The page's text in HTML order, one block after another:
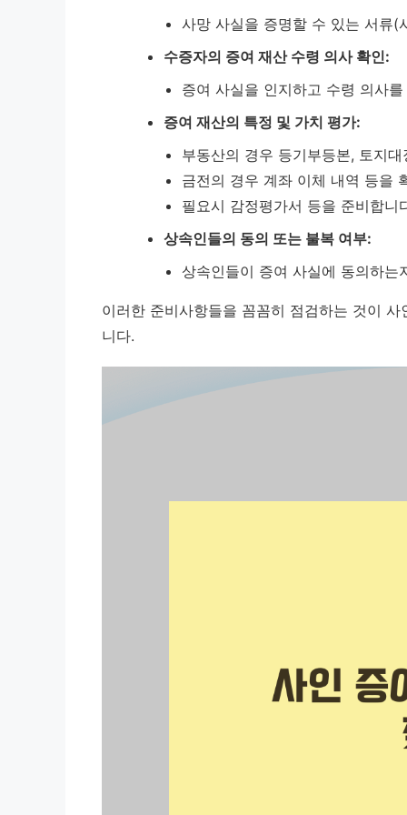
사망 사실을 증명할 수 있는 서류(
수증자의 증여 재산 수령 의사 확인:
증여 사실을 인지하고 수령 의사
증여 재산의 특정 및 가치 평가:
부동산의 경우 등기부등본, 토지
금전의 경우 계좌 이체 내역 등을
필요시 감정평가서 등을 준비합니
상속인들의 동의 또는 불복 여부:
상속인들이 증여 사실에 동의하
이러한 준비사항들을 꼼꼼히 점검하는 것이
니다.